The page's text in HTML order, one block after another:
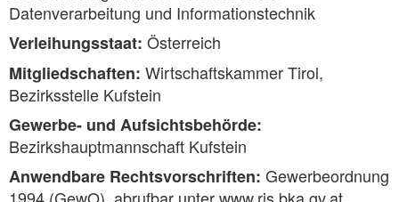
Datenverarbeitung und Informationstechnik
Verleihungsstaat: Österreich
Mitgliedschaften: Wirtschaftskammer Tirol,
Bezirksstelle Kufstein
Gewerbe- und Aufsichtsbehörde:
Bezirkshauptmannschaft Kufstein
Anwendbare Rechtsvorschriften: Gewerbeordnung